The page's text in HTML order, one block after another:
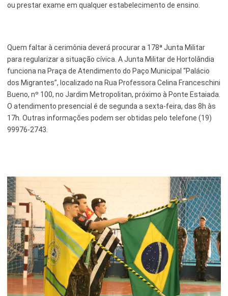
ou prestar exame em qualquer estabelecimento de ensino.
Quem faltar à cerimônia deverá procurar a 178ª Junta Militar
para regularizar a situação cívica. A Junta Militar de Hortolândia
funciona na Praça de Atendimento do Paço Municipal “Palácio
dos Migrantes”, localizado na Rua Professora Celina Franceschini
Bueno, nº 100, no Jardim Metropolitan, próximo à Ponte Estaiada.
O atendimento presencial é de segunda a sexta-feira, das 8h às
17h. Outras informações podem ser obtidas pelo telefone (19)
99976-2743.